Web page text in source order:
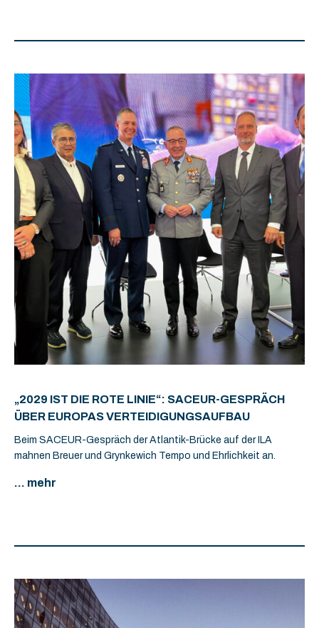
„2029 IST DIE ROTE LINIE“: SACEUR-GESPRÄCH
ÜBER EUROPAS VERTEIDIGUNGSAUFBAU
Beim SACEUR-Gespräch der Atlantik-Brücke auf der ILA
mahnen Breuer und Grynkewich Tempo und Ehrlichkeit an.
... mehr